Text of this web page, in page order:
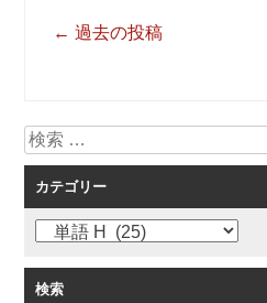
投
ゲ
ー
シ
ョ
ン
← 過去の投稿
検
索
カテゴリー
ゴ
検索